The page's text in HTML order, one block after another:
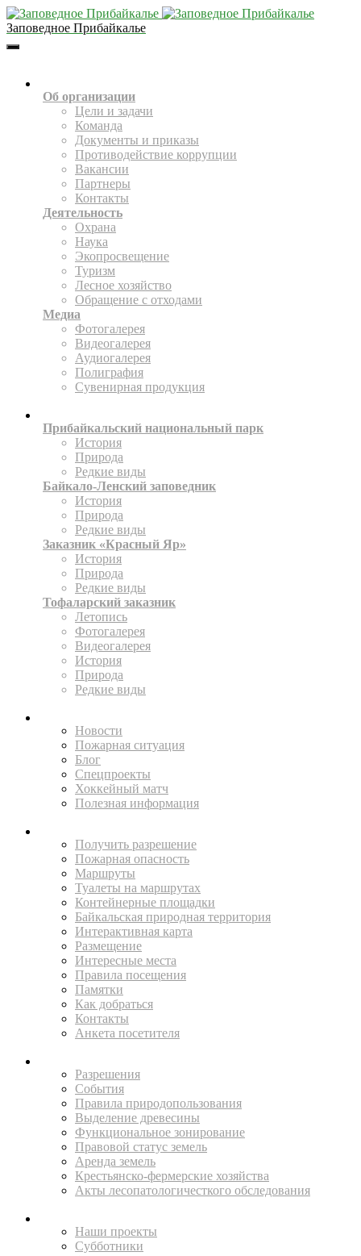
Заповедное Прибайкалье
Toggle
Об организации
Цели и задачи
Команда
Документы и приказы
Противодействие коррупции
Вакансии
Партнеры
Контакты
Деятельность
Охрана
Наука
Экопросвещение
Туризм
Лесное хозяйство
Обращение с отходами
Медиа
Фотогалерея
Видеогалерея
Аудиогалерея
Полиграфия
Сувенирная продукция
Прибайкальский национальный парк
История
Природа
Редкие виды
Байкало-Ленский заповедник
История
Природа
Редкие виды
Заказник «Красный Яр»
История
Природа
Редкие виды
Тофаларский заказник
Летопись
Фотогалерея
Видеогалерея
История
Природа
Редкие виды
Новости
Пожарная ситуация
Блог
Спецпроекты
Хоккейный матч
Полезная информация
Получить разрешение
Пожарная опасность
Маршруты
Туалеты на маршрутах
Контейнерные площадки
Байкальская природная территория
Интерактивная карта
Размещение
Интересные места
Правила посещения
Памятки
Как добраться
Контакты
Анкета посетителя
Разрешения
События
Правила природопользования
Выделение древесины
Функциональное зонирование
Правовой статус земель
Аренда земель
Крестьянско-фермерские хозяйства
Акты лесопатологичесткого обследования
Наши проекты
Субботники